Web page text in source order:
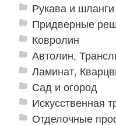
Рукава и
Придверные
Ковролин
Автолин,
Ламинат,
Сад и огород
Искусственная
Отделочные